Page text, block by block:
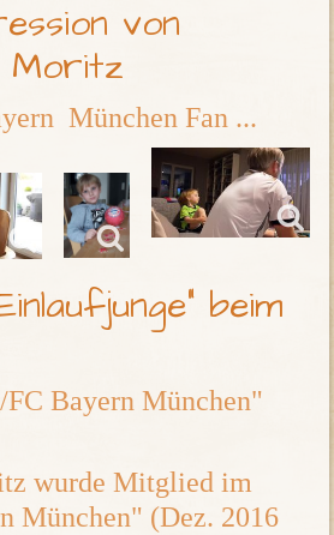
von
Moritz
München Fan ...
beim
Bayern München"
wurde Mitglied im
München" (Dez. 2016